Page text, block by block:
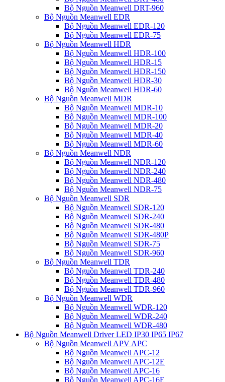
Bộ Nguồn Meanwell DRT-960
Bộ Nguồn Meanwell EDR
Bộ Nguồn Meanwell EDR-120
Bộ Nguồn Meanwell EDR-75
Bộ Nguồn Meanwell HDR
Bộ Nguồn Meanwell HDR-100
Bộ Nguồn Meanwell HDR-15
Bộ Nguồn Meanwell HDR-150
Bộ Nguồn Meanwell HDR-30
Bộ Nguồn Meanwell HDR-60
Bộ Nguồn Meanwell MDR
Bộ Nguồn Meanwell MDR-10
Bộ Nguồn Meanwell MDR-100
Bộ Nguồn Meanwell MDR-20
Bộ Nguồn Meanwell MDR-40
Bộ Nguồn Meanwell MDR-60
Bộ Nguồn Meanwell NDR
Bộ Nguồn Meanwell NDR-120
Bộ Nguồn Meanwell NDR-240
Bộ Nguồn Meanwell NDR-480
Bộ Nguồn Meanwell NDR-75
Bộ Nguồn Meanwell SDR
Bộ Nguồn Meanwell SDR-120
Bộ Nguồn Meanwell SDR-240
Bộ Nguồn Meanwell SDR-480
Bộ Nguồn Meanwell SDR-480P
Bộ Nguồn Meanwell SDR-75
Bộ Nguồn Meanwell SDR-960
Bộ Nguồn Meanwell TDR
Bộ Nguồn Meanwell TDR-240
Bộ Nguồn Meanwell TDR-480
Bộ Nguồn Meanwell TDR-960
Bộ Nguồn Meanwell WDR
Bộ Nguồn Meanwell WDR-120
Bộ Nguồn Meanwell WDR-240
Bộ Nguồn Meanwell WDR-480
Bộ Nguồn Meanwell Driver LED IP30 IP65 IP67
Bộ Nguồn Meanwell APV APC
Bộ Nguồn Meanwell APC-12
Bộ Nguồn Meanwell APC-12E
Bộ Nguồn Meanwell APC-16
Bộ Nguồn Meanwell APC-16E